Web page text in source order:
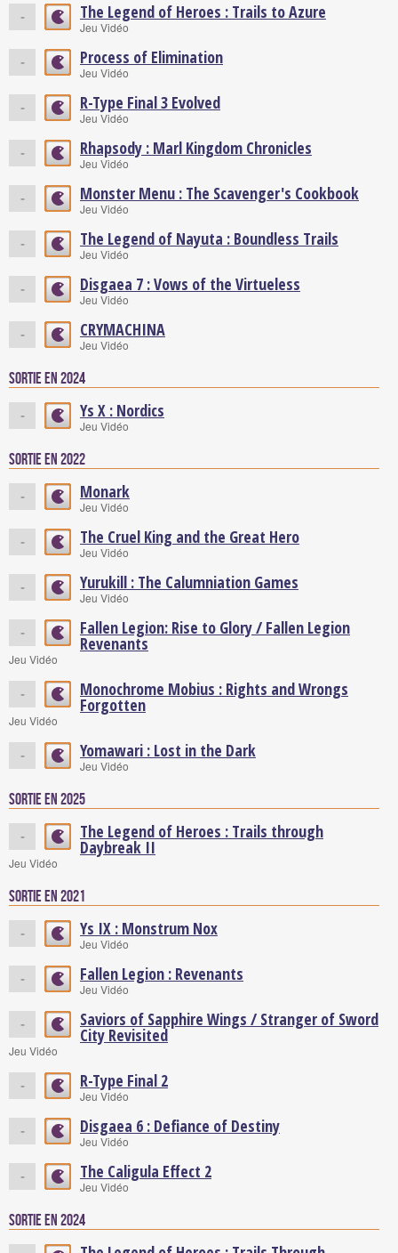
- The Legend of Heroes : Trails to Azure
Jeu Vidéo
- Process of Elimination
Jeu Vidéo
- R-Type Final 3 Evolved
Jeu Vidéo
- Rhapsody : Marl Kingdom Chronicles
Jeu Vidéo
- Monster Menu : The Scavenger's Cookbook
Jeu Vidéo
- The Legend of Nayuta : Boundless Trails
Jeu Vidéo
- Disgaea 7 : Vows of the Virtueless
Jeu Vidéo
- CRYMACHINA
Jeu Vidéo
Sortie en 2024
- Ys X : Nordics
Jeu Vidéo
Sortie en 2022
- Monark
Jeu Vidéo
- The Cruel King and the Great Hero
Jeu Vidéo
- Yurukill : The Calumniation Games
Jeu Vidéo
- Fallen Legion: Rise to Glory / Fallen Legion
Revenants
Jeu Vidéo
- Monochrome Mobius : Rights and Wrongs
Forgotten
Jeu Vidéo
- Yomawari : Lost in the Dark
Jeu Vidéo
Sortie en 2025
- The Legend of Heroes : Trails through
Daybreak II
Jeu Vidéo
Sortie en 2021
- Ys IX : Monstrum Nox
Jeu Vidéo
- Fallen Legion : Revenants
Jeu Vidéo
- Saviors of Sapphire Wings / Stranger of Sword
City Revisited
Jeu Vidéo
- R-Type Final 2
Jeu Vidéo
- Disgaea 6 : Defiance of Destiny
Jeu Vidéo
- The Caligula Effect 2
Jeu Vidéo
Sortie en 2024